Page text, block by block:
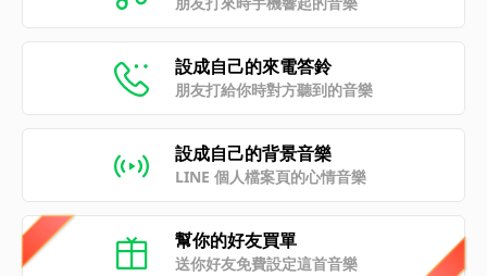
設成自己的來電答鈴
朋友打給你時對方聽到的音樂
設成自己的背景音樂
LINE 個人檔案頁的心情音樂
幫你的好友買單
送你好友免費設定這首音樂